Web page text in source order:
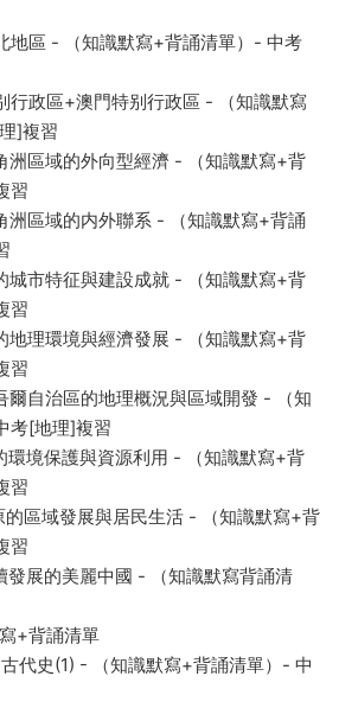
地區 - （知識默寫+背誦清單）- 中考
行政區+澳門特别行政區 - （知識默寫
]複習
洲區域的外向型經濟 - （知識默寫+背
習
洲區域的内外聯系 - （知識默寫+背誦
城市特征與建設成就 - （知識默寫+背
習
地理環境與經濟發展 - （知識默寫+背
習
爾自治區的地理概況與區域開發 - （知
考[地理]複習
環境保護與資源利用 - （知識默寫+背
習
的區域發展與居民生活 - （知識默寫+背
習
發展的美麗中國 - （知識默寫背誦清
+背誦清單
代史(1) - （知識默寫+背誦清單）- 中